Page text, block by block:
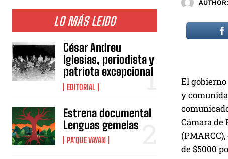
LO MÁS LEIDO
César Andreu
Iglesias, periodista y
patriota excepcional
EDITORIAL
Estrena documental
Lenguas gemelas
PA’QUE VAYAN
AUTHOR:
El
y
Cámara de
de $5000